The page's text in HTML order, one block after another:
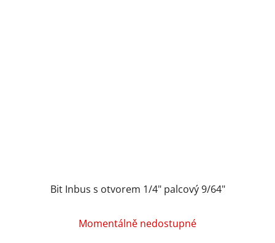
Bit Inbus s otvorem 1/4" palcový 9/64"
Momentálně nedostupné